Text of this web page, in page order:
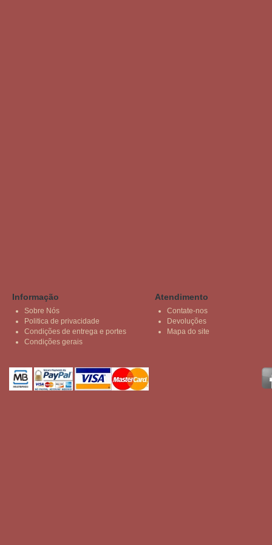
Informação
Sobre Nós
Politica de privacidade
Condições de entrega e portes
Condições gerais
Atendimento
Contate-nos
Devoluções
Mapa do site